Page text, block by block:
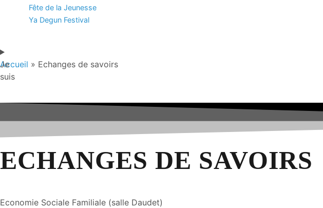
Fête de la Jeunesse
Ya Degun Festival
Je
suis
Accueil » Echanges de savoirs
ECHANGES DE SAVOIRS
Economie Sociale Familiale (salle Daudet)